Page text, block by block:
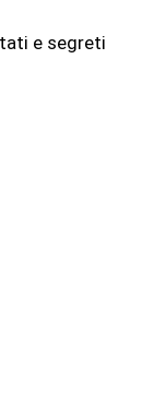
e segreti